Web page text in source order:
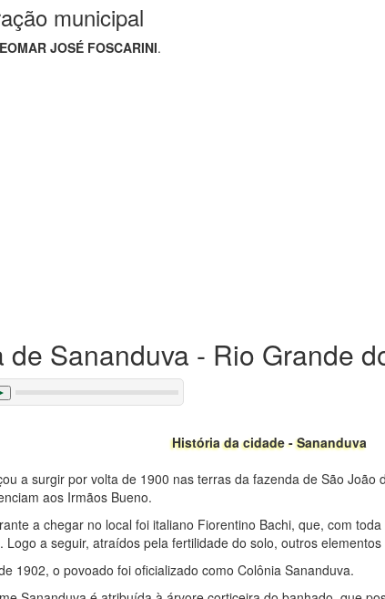
municipal
JOSÉ FOSCARINI.
de Sananduva - Rio Grande
História da cidade - Sananduva
a surgir por volta de 1900 nas terras da fazenda de São João
aos Irmãos Bueno.
a chegar no local foi italiano Fiorentino Bachi, que, com
Logo a seguir, atraídos pela fertilidade do solo, outros
1902, o povoado foi oficializado como Colônia Sananduva.